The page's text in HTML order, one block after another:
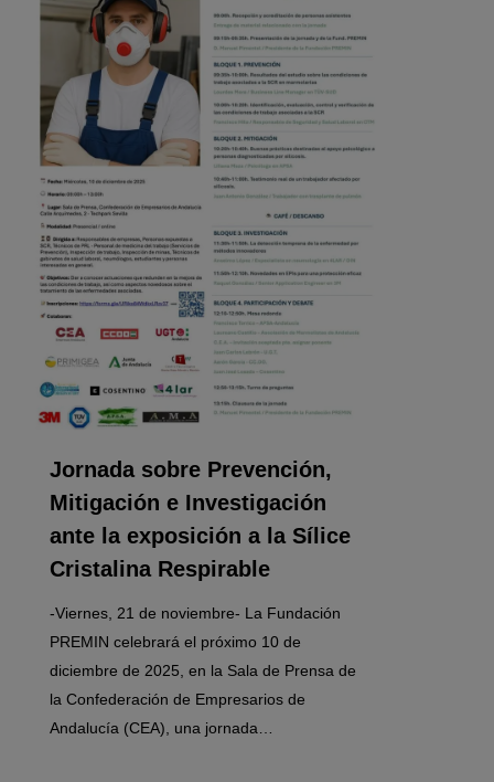
Jornada sobre Prevención,
Mitigación e Investigación
ante la exposición a la Sílice
Cristalina Respirable
-Viernes, 21 de noviembre- La Fundación
PREMIN celebrará el próximo 10 de
diciembre de 2025, en la Sala de Prensa de
la Confederación de Empresarios de
Andalucía (CEA), una jornada…